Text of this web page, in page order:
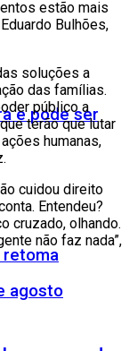
e pode ser
retoma
agosto
estão mais
Bulhões,
soluções a
das famílias.
público a
terão que lutar
humanas,
cuidou direito
Entendeu?
cruzado, olhando.
não faz nada”,